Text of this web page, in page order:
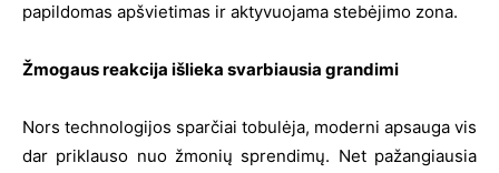
papildomas apšvietimas ir aktyvuojama stebėjimo zona.
Žmogaus reakcija išlieka svarbiausia grandimi
Nors technologijos sparčiai tobulėja, moderni apsauga vis
dar priklauso nuo žmonių sprendimų. Net pažangiausia